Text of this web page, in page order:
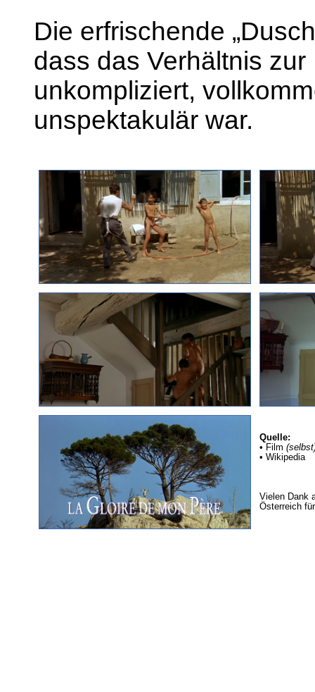
Die erfrischende
dass das Verhältnis
unkompliziert,
unspektakulär war.
Quelle:
• Film
• Wikipedia
Vielen Dank
Österreich